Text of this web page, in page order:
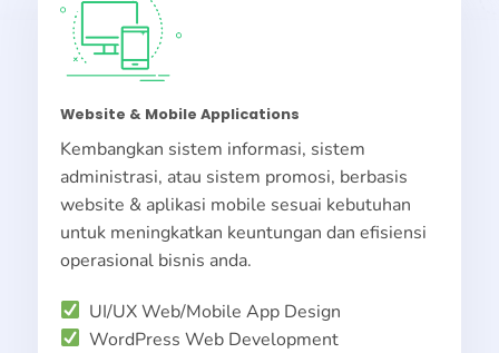
Website & Mobile Applications
Kembangkan sistem informasi, sistem
administrasi, atau sistem promosi, berbasis
website & aplikasi mobile sesuai kebutuhan
untuk meningkatkan keuntungan dan efisiensi
operasional bisnis anda.
UI/UX Web/Mobile App Design
WordPress Web Development